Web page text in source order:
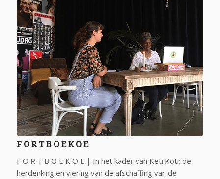
F O R T B O E K O E
F O R T B O E K O E | In het kader van Keti Koti; de
herdenking en viering van de afschaffing van de